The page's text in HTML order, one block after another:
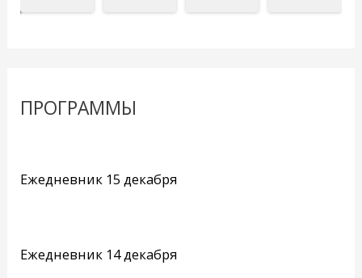
ПРОГРАММЫ
Ежедневник 15 декабря
Ежедневник 14 декабря